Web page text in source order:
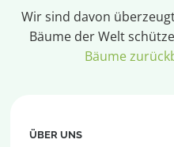
Wir sind davon
Bäume der Welt
Bäume
ÜBER UNS